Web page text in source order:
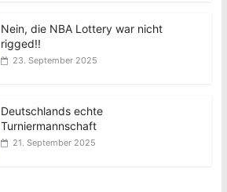
Nein, die NBA Lottery war nicht
rigged!!
23. September 2025
Deutschlands echte
Turniermannschaft
21. September 2025